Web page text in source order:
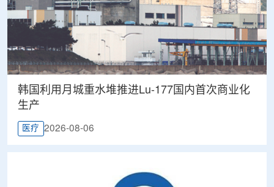
韩国利用月城重水堆推进Lu-177国内首次商业化
生产
医疗 2026-08-06